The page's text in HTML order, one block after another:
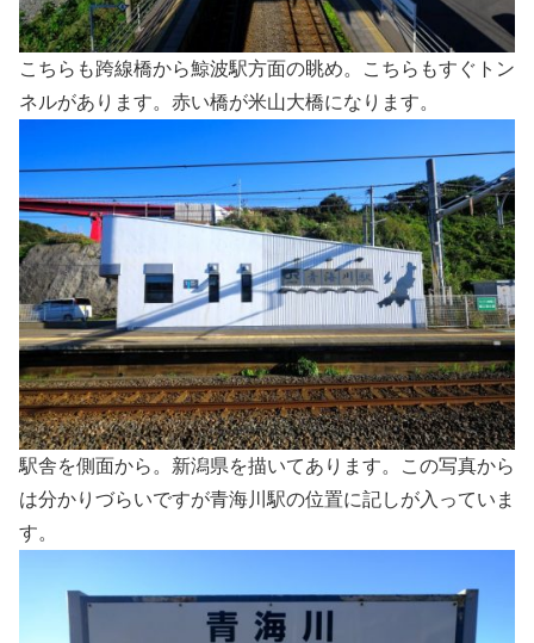
こちらも跨線橋から鯨波駅方面の眺め。こちらもすぐトン
ネルがあります。赤い橋が米山大橋になります。
駅舎を側面から。新潟県を描いてあります。この写真から
は分かりづらいですが青海川駅の位置に記しが入っていま
す。